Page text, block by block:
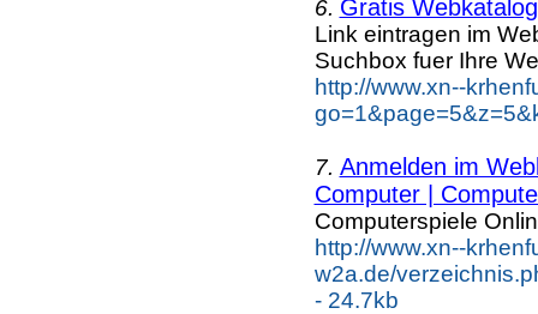
6. Gratis
Link eintragen im
Suchbox fuer Ihre
http://www.xn--
7. Anmelden im
Computer |
Computerspiele
http://www.xn--
w2a.de/
- 24.7kb